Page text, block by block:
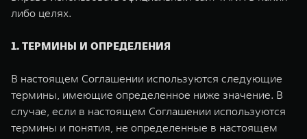
WEY 07
от 6 149 000 ₽ от 5 699 000 ₽
либо целях.
1. ТЕРМИНЫ И ОПРЕДЕЛЕНИЯ
В настоящем Соглашении используются следующие
термины, имеющие определенное ниже значение. В
случае, если в настоящем Соглашении используются
термины и понятия, не определенные в настоящем